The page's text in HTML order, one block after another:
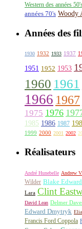
Western des années
années 70's Woody
Années des
1930 1932 1933 1937
1951 1952 1953
1960 1961
1966 1967
1975 1976
1985 1986 1987
1999 2000 2001 2002
Réalisateurs
André Hunebelle Andrew
Wilder Blake
Lara Clint
David Lean Delmer
Edward Dmytryk
Francis Ford Coppola